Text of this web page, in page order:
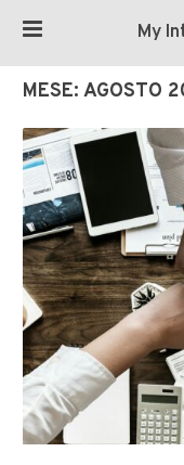
My
MESE: AGOSTO